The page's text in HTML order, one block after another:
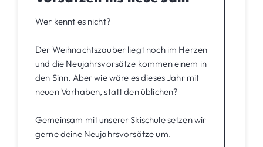
Wer kennt es nicht?
Der Weihnachtszauber liegt noch im Herzen
und die Neujahrsvorsätze kommen einem in
den Sinn. Aber wie wäre es dieses Jahr mit
neuen Vorhaben, statt den üblichen?
Gemeinsam mit unserer Skischule setzen wir
gerne deine Neujahrsvorsätze um.